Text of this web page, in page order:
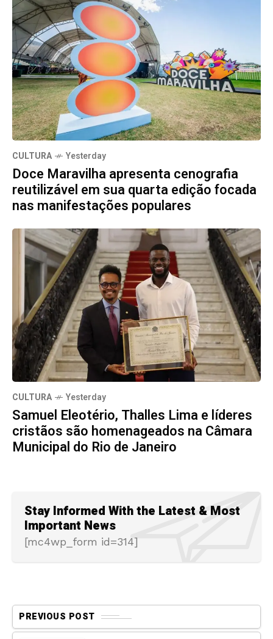
CULTURA Yesterday
Doce Maravilha apresenta cenografia
reutilizável em sua quarta edição focada
nas manifestações populares
CULTURA Yesterday
Samuel Eleotério, Thalles Lima e líderes
cristãos são homenageados na Câmara
Municipal do Rio de Janeiro
Stay Informed With the Latest & Most
Important News
[mc4wp_form id=314]
PREVIOUS POST